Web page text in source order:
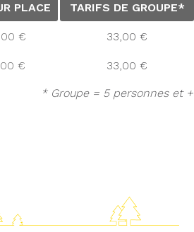
PLACE TARIFS DE GROUPE*
€ 33,00 €
€ 33,00 €
* Groupe = 5 personnes et +